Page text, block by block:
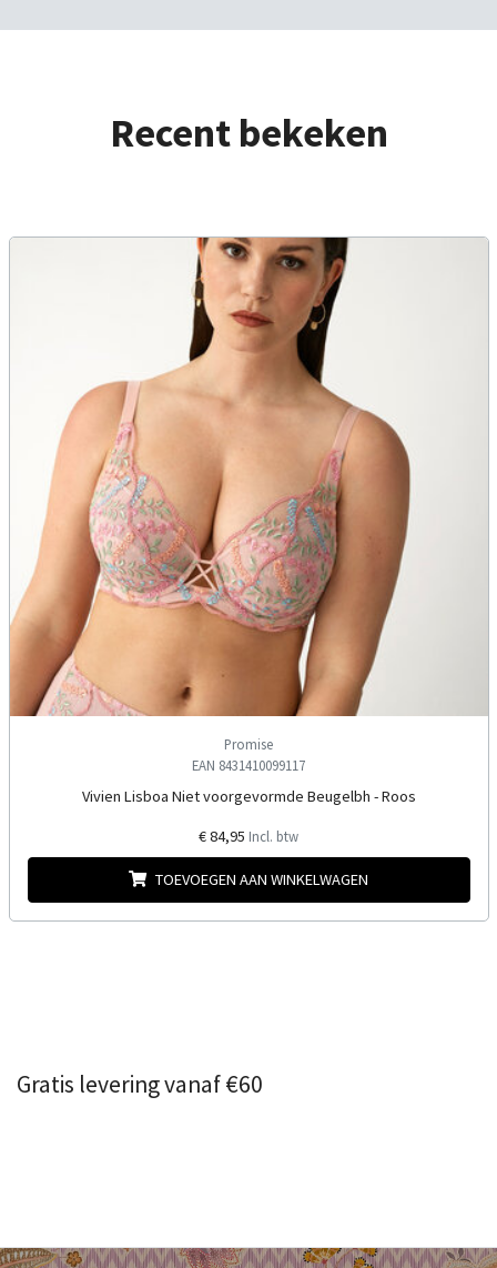
Recent bekeken
Promise
EAN 8431410099117
Vivien Lisboa Niet voorgevormde Beugelbh - Roos
€ 84,95 Incl. btw
TOEVOEGEN AAN WINKELWAGEN
Gratis levering vanaf €60